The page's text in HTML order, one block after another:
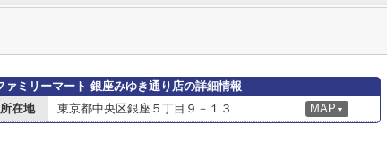
ァミリーマート 銀座みゆき通り店の詳細情報
所在地
東京都中央区銀座５丁目９－１３ MAP ▼